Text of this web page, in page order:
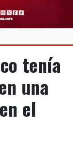
tenía
una
el